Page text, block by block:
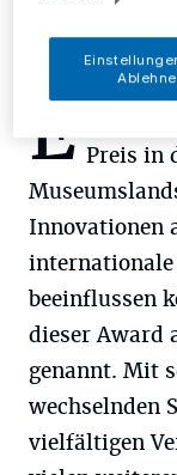
E Preis in
Innovationen
internationale
beeinflussen
dieser Award
genannt. Mit
wechselnden
vielfältigen